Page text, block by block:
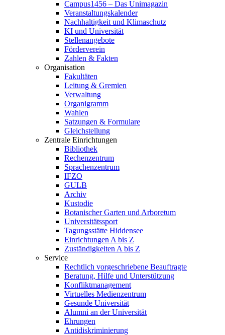
Campus1456 – Das Unimagazin
Veranstaltungskalender
Nachhaltigkeit und Klimaschutz
KI und Universität
Stellenangebote
Förderverein
Zahlen & Fakten
Organisation
Fakultäten
Leitung & Gremien
Verwaltung
Organigramm
Wahlen
Satzungen & Formulare
Gleichstellung
Zentrale Einrichtungen
Bibliothek
Rechenzentrum
Sprachenzentrum
IFZO
GULB
Archiv
Kustodie
Botanischer Garten und Arboretum
Universitätssport
Tagungsstätte Hiddensee
Einrichtungen A bis Z
Zuständigkeiten A bis Z
Service
Rechtlich vorgeschriebene Beauftragte
Beratung, Hilfe und Unterstützung
Konfliktmanagement
Virtuelles Medienzentrum
Gesunde Universität
Alumni an der Universität
Ehrungen
Antidiskriminierung